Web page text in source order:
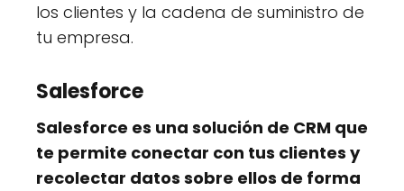
los clientes y la cadena de suministro de
tu empresa.
Salesforce
Salesforce es una solución de CRM que
te permite conectar con tus clientes y
recolectar datos sobre ellos de forma